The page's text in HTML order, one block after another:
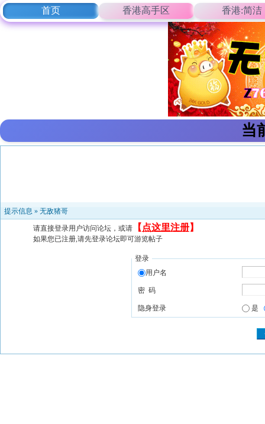
首页 香港高手区 香港:简洁
当
提示信息 » 无敌猪哥
请直接登录用户访问论坛，或请 【 点这里注册】
如果您已注册,请先登录论坛即可游览帖子
登录
用户名
密 码
隐身登录 是